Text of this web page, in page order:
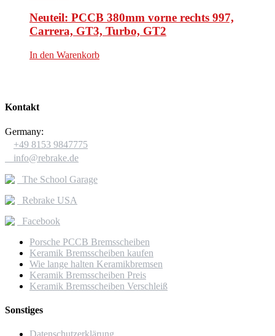
Neuteil: PCCB 380mm vorne rechts 997,
Carrera, GT3, Turbo, GT2
In den Warenkorb
Kontakt
Germany:
+49 8153 9847775
info@rebrake.de
The School Garage
Rebrake USA
Facebook
Porsche PCCB Bremsscheiben
Keramik Bremsscheiben kaufen
Wie lange halten Keramikbremsen
Keramik Bremsscheiben Preis
Keramik Bremsscheiben Verschleiß
Sonstiges